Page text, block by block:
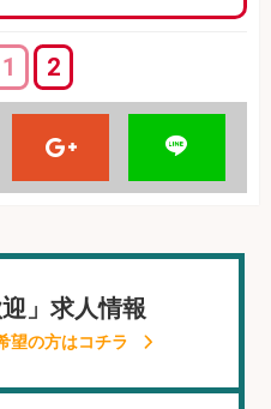
1 2
迎」求人情報
望の方はコチラ